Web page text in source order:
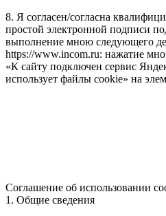
8. Я согласен/согласна
простой электронной подписи
выполнение мною следующего
https://www.incom.ru: нажатие
«К сайту подключен сервис
использует файлы cookie» на
Соглашение об использовании
1. Общие сведения